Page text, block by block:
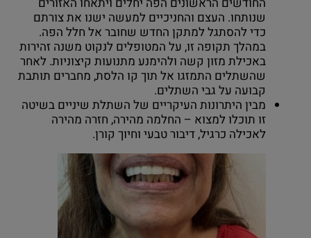
שנותחו. העצם והחניכיים למעשה ישנו את צורתם
כדי להסתגל למתקן החדש שחובר אל חלל הפה.
במהלך תקופה זו, על המטופלים לנקוט משנה זהירות
באכילת מזון קשה ולהימנע מתנועות קיצוניות. לאחר
שהשתלים התמזגו אל תוך קו הלסת, מחברים תותבת
קבועה על גבי השתלים.
מבין היתרונות העיקריים של השתלת שיניים בשיטה
זו תוכלו למצוא – החלמה מהירה, חזרה מהירה
לאכילה כרגיל, דיבור טבעי וחיוך קורן.